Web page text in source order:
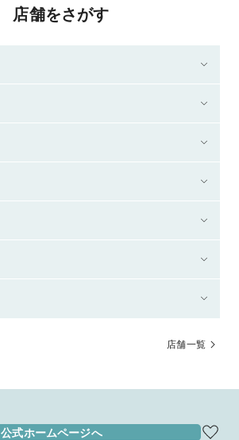
店舗をさがす
店舗一覧
公式ホームページへ